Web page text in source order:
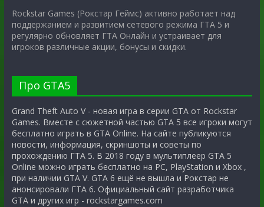
Rockstar Games (Рокстар Геймс) активно работает над
поддержанием и развитием сетевого режима ГТА 5 и
регулярно обновляет ГТА Онлайн и устраивает для
игроков различные акции, бонусы и скидки.
Про GTA5
Grand Theft Auto V - новая игра в серии GTA от Rockstar
Games. Вместе с сюжетной частью GTA 5 все игроки могут
бесплатно играть в GTA Online. На сайте публикуются
новости, информация, скриншоты и советы по
прохождению ГТА 5. В 2018 году в мультиплеер GTA 5
Online можно играть бесплатно на PC, PlayStation и Xbox ,
при наличии GTA V. GTA 6 ещё не вышла и Рокстар не
анонсировали ГТА 6. Официальный сайт разработчика
GTA и других игр - rockstargames.com